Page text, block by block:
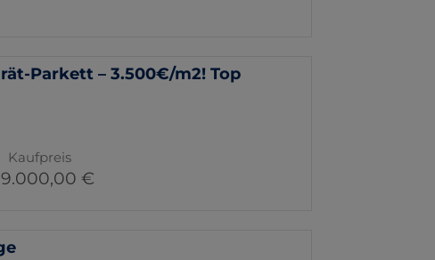
Parkett – 3.500€/m2! Top
Kaufpreis
€